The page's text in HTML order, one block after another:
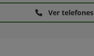
Ver telefones